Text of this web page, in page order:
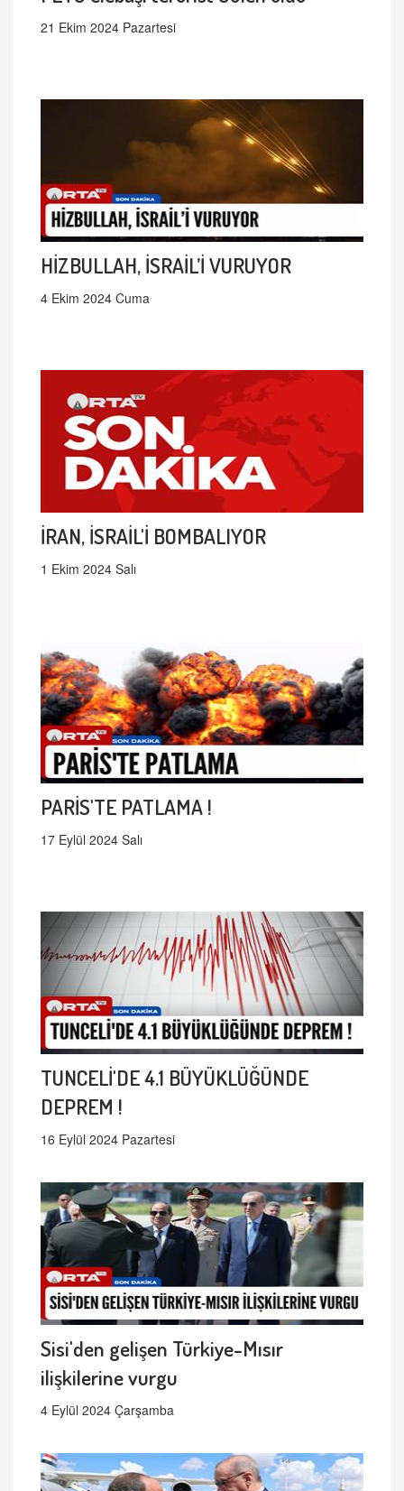
21 Ekim 2024 Pazartesi
HİZBULLAH, İSRAİL’İ VURUYOR
4 Ekim 2024 Cuma
İRAN, İSRAİL'İ BOMBALIYOR
1 Ekim 2024 Salı
PARİS'TE PATLAMA !
17 Eylül 2024 Salı
TUNCELİ'DE 4.1 BÜYÜKLÜĞÜNDE
DEPREM !
16 Eylül 2024 Pazartesi
Sisi'den gelişen Türkiye-Mısır
ilişkilerine vurgu
4 Eylül 2024 Çarşamba